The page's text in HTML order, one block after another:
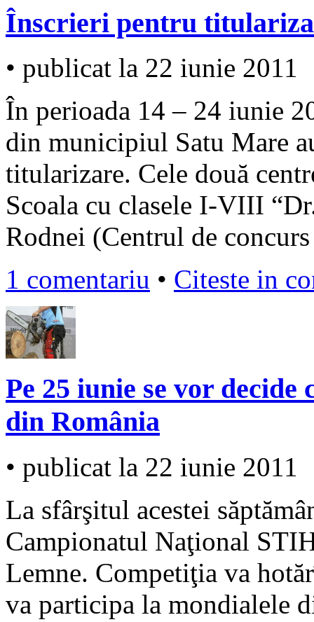
Înscrieri pentru
• publicat la 22 iunie 2011
În perioada 14 – 24 iunie
din municipiul Satu Mare
titularizare. Cele două
Scoala cu clasele I-VIII
Rodnei (Centrul de
1 comentariu • Citeste in
Pe 25 iunie se vor
din România
• publicat la 22 iunie 2011
La sfârşitul acestei
Campionatul Naţional
Lemne. Competiţia va
va participa la mondialele